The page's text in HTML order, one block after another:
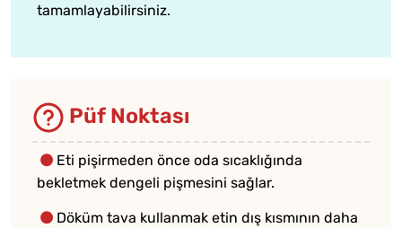
tamamlayabilirsiniz.
Püf Noktası
Eti pişirmeden önce oda sıcaklığında
bekletmek dengeli pişmesini sağlar.
Döküm tava kullanmak etin dış kısmının daha